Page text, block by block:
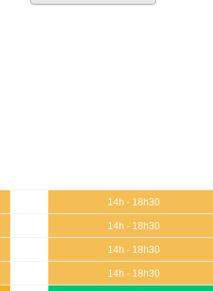
14h - 18h30
14h - 18h30
14h - 18h30
14h - 18h30